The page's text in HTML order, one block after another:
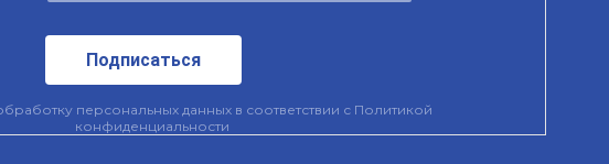
Подписаться
персональных данных в соответствии с Политикой
конфиденциальности